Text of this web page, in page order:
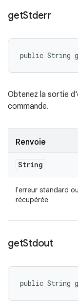
getStderr
public String
Obtenez la sortie
commande.
Renvoie
String
l'erreur standard ou
récupérée
getStdout
public String